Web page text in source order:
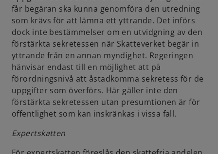
får begäran ska kunna genomföra den utredning
som krävs för att lämna ett yttrande. Det införs
dock inte bestämmelser om en utvidgning av den
förstärkta sekretessen när Skatteverket begär in
yttrande från en annan myndighet. Regeringen
hänvisar endast till en möjlighet att på
förordningsnivå att åstadkomma sekretess för de
uppgifter som överförs. Här gäller inte den
förstärkta sekretessen utan presumtionen är för
offentlighet som kan inskränkas i vissa fall.
Expertskatten